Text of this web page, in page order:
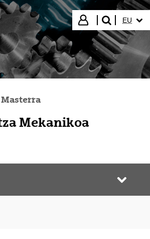
Hasi saioa
bilatu"
EU
Mekanikoa